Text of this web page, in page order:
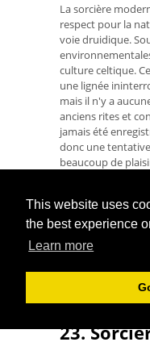
This website uses
the best experience
Learn more
La sorcière
respect pour la
voie druidique.
culture celtique.
une lignée
mais il n'y a
anciens rites et
jamais été
donc une
beaucoup de
22.
Gaia
Cela couvre une
paganisme,
simples, il s'agit
23.